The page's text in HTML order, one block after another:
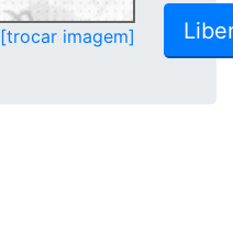
[trocar imagem]